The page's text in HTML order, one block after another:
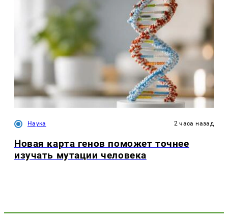
Наука 2 часа назад
Новая карта генов поможет точнее
изучать мутации человека